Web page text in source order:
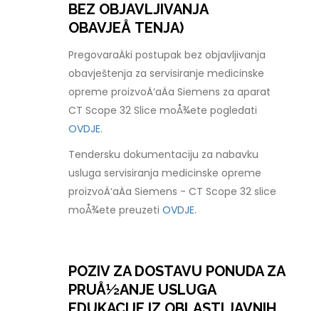
BEZ OBJAVLJIVANJA
OBAVJEÅ TENJA)
PregovaraÄki postupak bez objavljivanja
obavještenja za servisiranje medicinske
opreme proizvoÄ‘aÄa Siemens za aparat
CT Scope 32 Slice moÅ¾ete pogledati
OVDJE.
Tendersku dokumentaciju za nabavku
usluga servisiranja medicinske opreme
proizvoÄ‘aÄa Siemens - CT Scope 32 slice
moÅ¾ete preuzetiOVDJE.
POZIV ZA DOSTAVU PONUDA ZA
PRUÅ½ANJE USLUGA